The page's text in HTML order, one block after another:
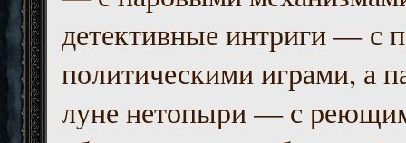
детективные интриги — с
политическими играми, а
луне нетопыри — с